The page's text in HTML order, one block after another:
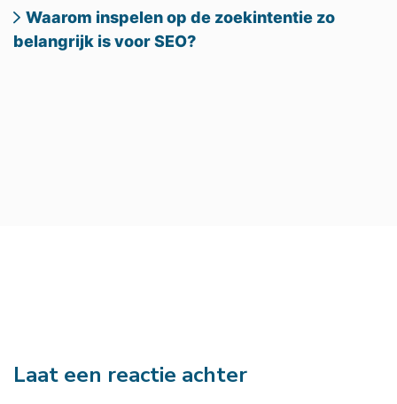
Waarom inspelen op de zoekintentie zo
belangrijk is voor SEO?
Laat een reactie achter